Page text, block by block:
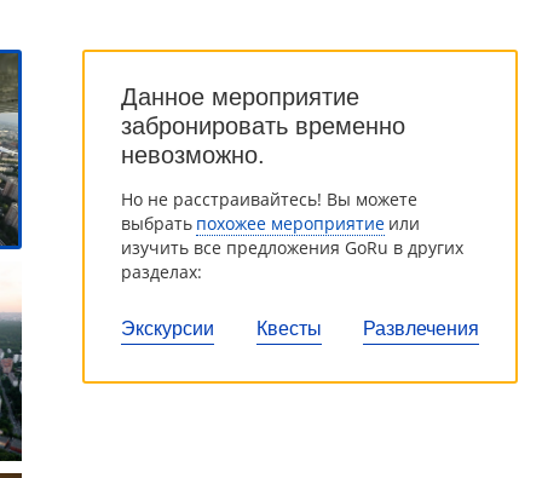
Данное мероприятие
забронировать временно
невозможно.
Но не расстраивайтесь! Вы можете
выбрать похожее мероприятие или
изучить все предложения GoRu в других
разделах:
Экскурсии Квесты Развлечения